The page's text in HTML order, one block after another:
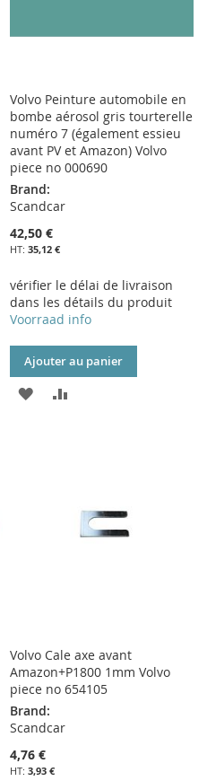
Volvo Peinture automobile en
bombe aérosol gris tourterelle
numéro 7 (également essieu
avant PV et Amazon) Volvo
piece no 000690
Brand:
Scandcar
42,50 €
35,12 €
vérifier le délai de livraison
dans les détails du produit
Voorraad info
Ajouter au panier
AJOUTER
D’ENVIE
Volvo Cale axe avant
Amazon+P1800 1mm Volvo
piece no 654105
Brand:
Scandcar
4,76 €
3,93 €